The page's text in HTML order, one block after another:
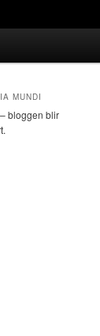
MUNDI
bloggen blir